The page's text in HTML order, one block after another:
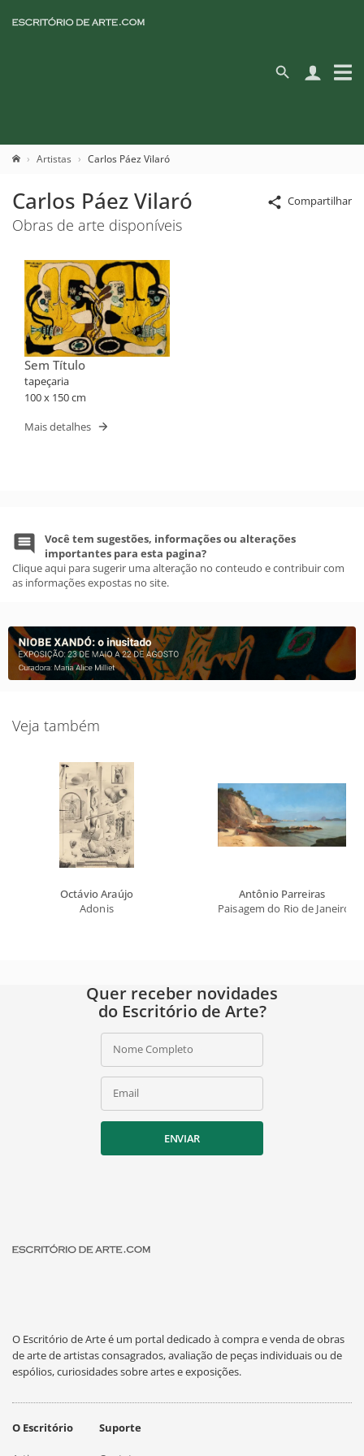
Artistas Carlos Páez Vilaró
Compartilhar
Carlos Páez Vilaró
Obras de arte disponíveis
Sem Título
tapeçaria
100 x 150 cm
Mais detalhes
Você tem sugestões, informações ou alterações
importantes para esta pagina?
Clique aqui para sugerir uma alteração no conteudo e contribuir com
as informações expostas no site.
Veja também
Octávio Araújo
Adonis
Antônio Parreiras
Paisagem do Rio de Janeiro
Quer receber novidades
do Escritório de Arte?
Nome Completo
Email
ENVIAR
O Escritório de Arte é um portal dedicado à compra e venda de obras
de arte de artistas consagrados, avaliação de peças individuais ou de
espólios, curiosidades sobre artes e exposições.
O Escritório Suporte